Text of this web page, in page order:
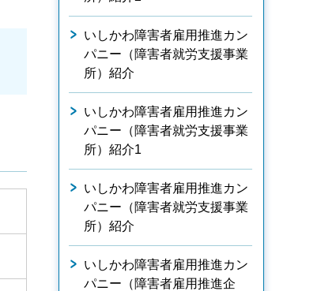
いしかわ障害者雇用推進カン
パニー（障害者就労支援事業
所）紹介
いしかわ障害者雇用推進カン
パニー（障害者就労支援事業
所）紹介1
いしかわ障害者雇用推進カン
パニー（障害者就労支援事業
所）紹介
いしかわ障害者雇用推進カン
パニー（障害者雇用推進企